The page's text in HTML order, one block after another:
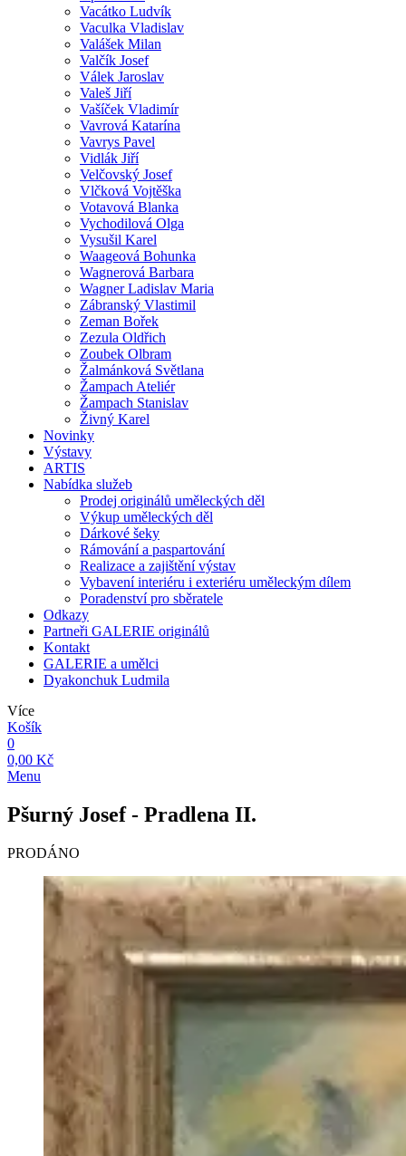
Vacátko Ludvík
Vaculka Vladislav
Valášek Milan
Valčík Josef
Válek Jaroslav
Valeš Jiří
Vašíček Vladimír
Vavrová Katarína
Vavrys Pavel
Vidlák Jiří
Velčovský Josef
Vlčková Vojtěška
Votavová Blanka
Vychodilová Olga
Vysušil Karel
Waageová Bohunka
Wagnerová Barbara
Wagner Ladislav Maria
Zábranský Vlastimil
Zeman Bořek
Zezula Oldřich
Zoubek Olbram
Žalmánková Světlana
Žampach Ateliér
Žampach Stanislav
Živný Karel
Novinky
Výstavy
ARTIS
Nabídka služeb
Prodej originálů uměleckých děl
Výkup uměleckých děl
Dárkové šeky
Rámování a paspartování
Realizace a zajištění výstav
Vybavení interiéru i exteriéru uměleckým dílem
Poradenství pro sběratele
Odkazy
Partneři GALERIE originálů
Kontakt
GALERIE a umělci
Dyakonchuk Ludmila
Více
Košík
0
0,00 Kč
Menu
Pšurný Josef - Pradlena II.
PRODÁNO